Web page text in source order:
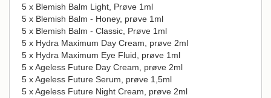
5 x Blemish Balm Light, Prøve 1ml
5 x Blemish Balm - Honey, prøve 1ml
5 x Blemish Balm - Classic, Prøve 1ml
5 x Hydra Maximum Day Cream, prøve 2ml
5 x Hydra Maximum Eye Fluid, prøve 1ml
5 x Ageless Future Day Cream, prøve 2ml
5 x Ageless Future Serum, prøve 1,5ml
5 x Ageless Future Night Cream, prøve 2ml